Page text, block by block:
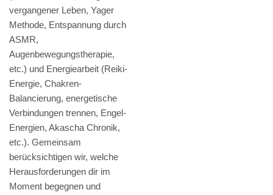
vergangener Leben, Yager
Methode, Entspannung durch
ASMR,
Augenbewegungstherapie,
etc.) und Energiearbeit (Reiki-
Energie, Chakren-
Balancierung, energetische
Verbindungen trennen, Engel-
Energien, Akascha Chronik,
etc.). Gemeinsam
berücksichtigen wir, welche
Herausforderungen dir im
Moment begegnen und